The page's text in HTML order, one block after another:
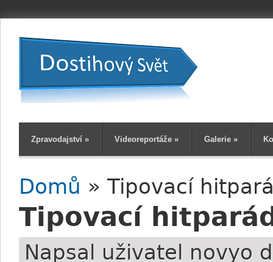
Zpravodajství » Videoreportáže » Galerie »
Jste zde
Domů » Tipovací
Tipovací
Napsal uživatel novyo